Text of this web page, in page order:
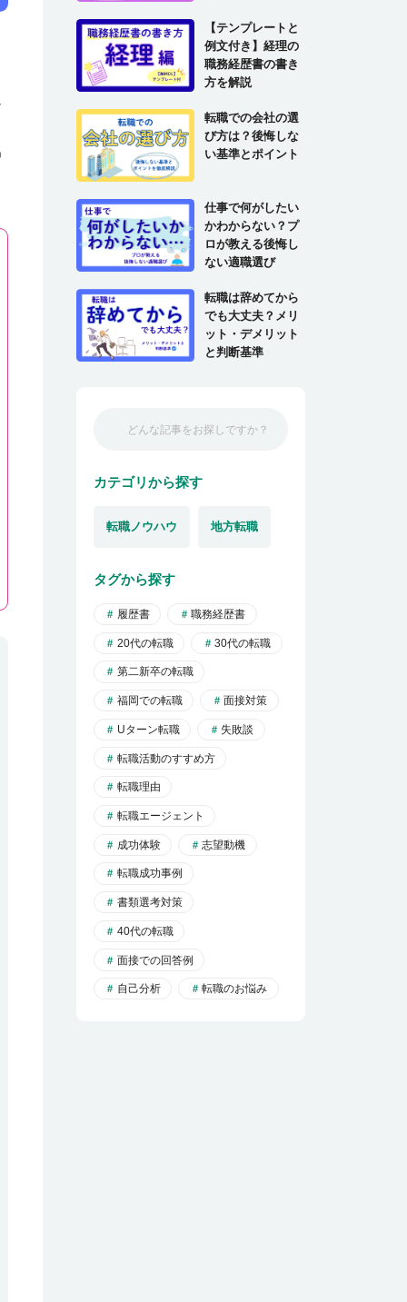
【テンプレートと
例文付き】経理の
職務経歴書の書き
方を解説
転職での会社の選
び方は？後悔しな
い基準とポイント
仕事で何がしたい
かわからない？プ
ロが教える後悔し
ない適職選び
転職は辞めてから
でも大丈夫？メリ
ット・デメリット
と判断基準
カテゴリから探す
転職ノウハウ 地方転職
タグから探す
履歴書 職務経歴書
20代の転職 30代の転職
第二新卒の転職
福岡での転職 面接対策
Uターン転職 失敗談
転職活動のすすめ方
転職理由
転職エージェント
成功体験 志望動機
転職成功事例
書類選考対策
40代の転職
面接での回答例
自己分析 転職のお悩み